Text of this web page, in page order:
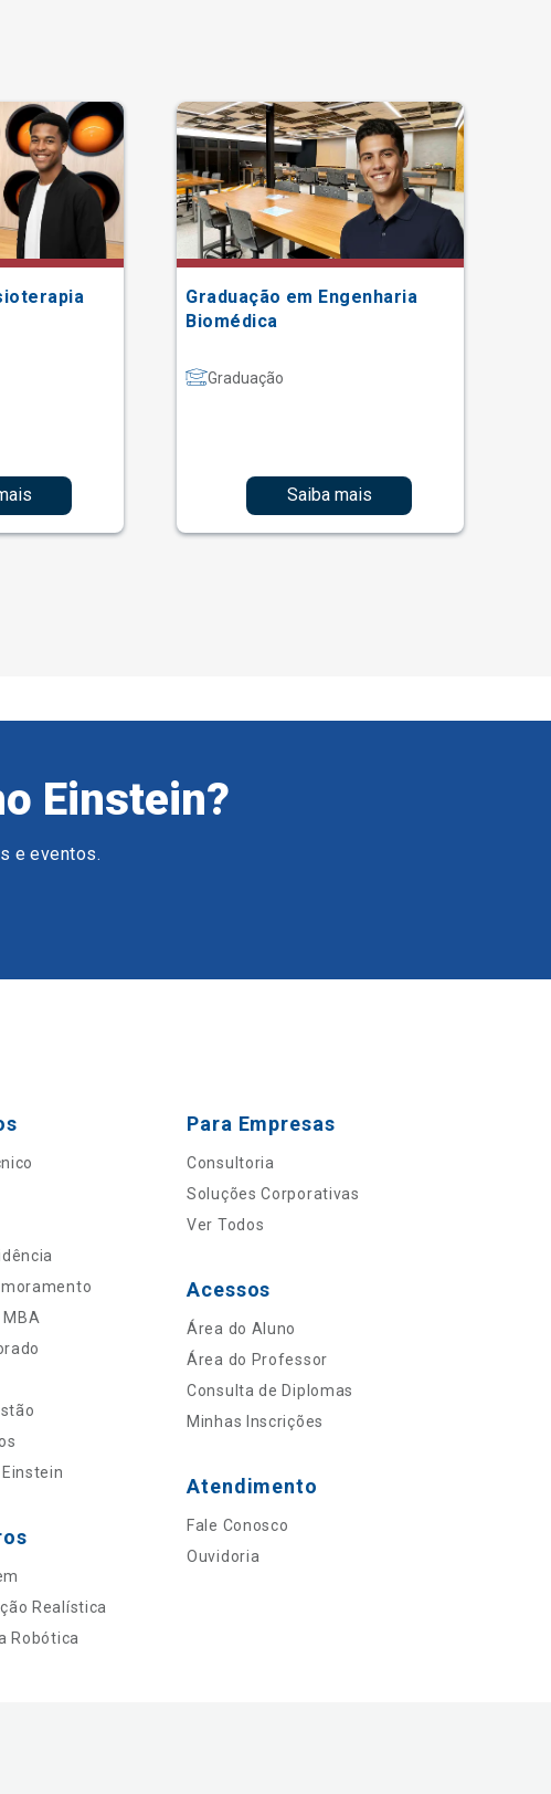
Graduação em Engenharia
Biomédica
Graduação
Saiba mais
Einstein?
e eventos.
Realística
Robótica
Para Empresas
Consultoria
Soluções Corporativas
Ver Todos
Acessos
Área do Aluno
Área do Professor
Consulta de Diplomas
Minhas Inscrições
Atendimento
Fale Conosco
Ouvidoria